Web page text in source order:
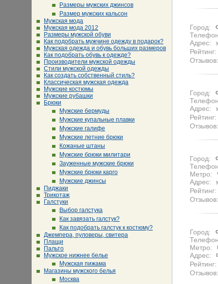
Размеры мужских джинсов
Размер мужских кальсон
Мужская мода
Мужская мода 2012
Размеры мужской обуви
Как подобрать мужчине одежду в подарок?
Мужская одежда и обувь больших размеров
Как подобрать обувь к одежде?
Производители мужской одежды
Стили мужской одежды
Как создать собственный стиль?
Классическая мужская одежда
Мужские костюмы
Мужские рубашки
Брюки
Мужские бермуды
Мужские купальные плавки
Мужские галифе
Мужские летние брюки
Кожаные штаны
Мужские брюки милитари
Зауженные мужские брюки
Мужские брюки карго
Мужские джинсы
Пиджаки
Трикотаж
Галстуки
Выбор галстука
Как завязать галстук?
Как подобрать галстук к костюму?
Джемпера, пуловеры, свитера
Плащи
Пальто
Мужское нижнее белье
Мужская пижама
Магазины мужского белья
Москва
Город:
Адрес:
Рейтинг:
Отзывов:
Город:
Адрес:
Рейтинг:
Отзывов:
Город:
Метро:
Адрес:
Рейтинг:
Отзывов:
Город:
Метро:
Адрес:
Рейтинг:
Отзывов: